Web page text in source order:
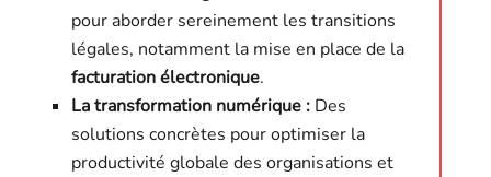
pour aborder sereinement les transitions
légales, notamment la mise en place de la
facturation électronique.
La transformation numérique:Des
solutions concrètes pour optimiser la
productivité globale des organisations et